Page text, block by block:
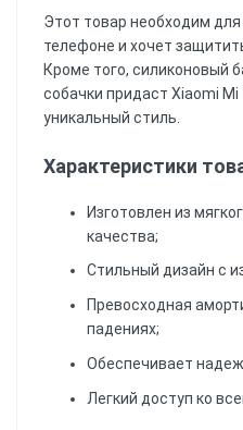
Этот товар необходим для
телефоне и хочет
Кроме того, силиконовый
собачки придаст Xiaomi
уникальный стиль.
Характеристики
Изготовлен из
качества;
Стильный дизайн с
Превосходная
падениях;
Обеспечивает
Легкий доступ ко